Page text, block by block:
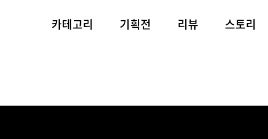
카테고리 기획전 리뷰 스토리